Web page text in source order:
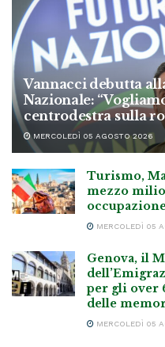
Vannacci debutta
Nazionale:
centrodestra sulla
MERCOLEDÌ 05 AGOSTO 2026
Turismo,
mezzo
MERCOLEDÌ 05
Genova, il
per gli over
delle
MERCOLEDÌ 05